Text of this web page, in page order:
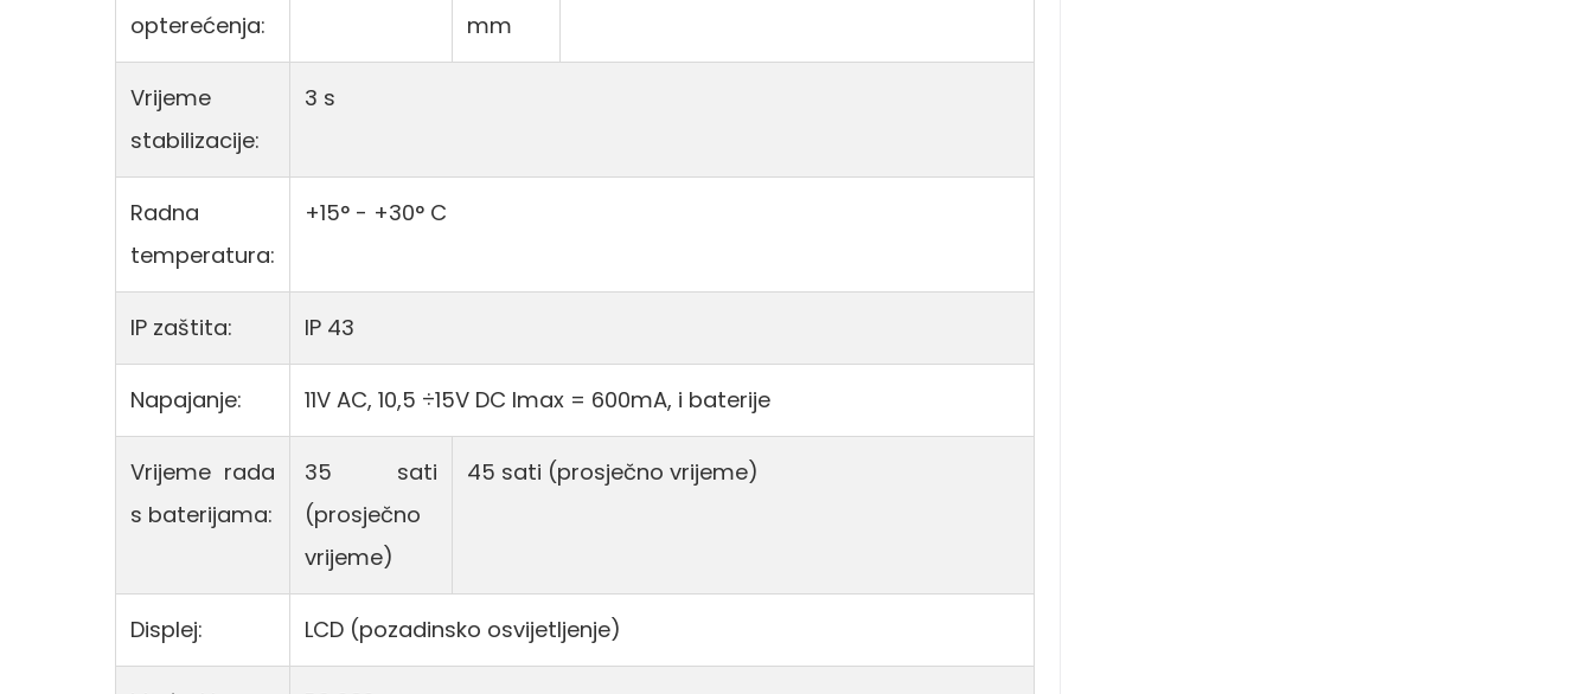
opterećenja:
mm
Vrijeme
stabilizacije:
3 s
Radna
temperatura:
+15° - +30° C
IP zaštita: IP 43
Napajanje: 11V AC, 10,5 ÷15V DC Imax = 600mA, i baterije
Vrijeme rada
s baterijama:
35 sati
(prosječno
vrijeme)
45 sati (prosječno vrijeme)
Displej: LCD (pozadinsko osvijetljenje)